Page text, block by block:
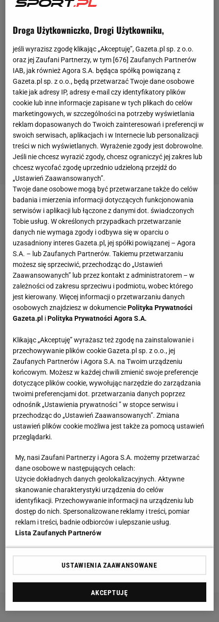
Shaquille O'Neal - Shaq zaliczył prawie tyle filmów,
co spudłowanych rzutów osobistych. Niestety,
analogia do jego wolnych całkiem nieźle sprawdza
się też w odniesieniu do poziomu jego aktorstwa.
Przed zadebiutował rok po wstąpieniu do
1994 zagrał w naprawdę niezłym filmie ''Blue Chips''.
Ciężar gry aktorskiej dźwigali tam Nick Noltie i Ed
O'Neill, więc Shaq i jego ówczesny kolega z Orlando
Magic -Penny Hardaway mogli skupić się na graniu
głównych rolach. Grając dżina sprawił, że komedia
familijna ''Kazaam'' stała się horrorem, a tytułową
rolą w ''Stalowym rycerzu'' zapracował na nominację
do Złotej Maliny. Kiedy jednak pojawia się gościnnie
bywa zabawianie
Hulk Hogan - najsłynniejszy wrestler uznał, że skoro
potrafi grać na ringu, to poradzi sobie też na planie.
Zaczął ostrożnie, bo od roli zapaśnika w ''Rocky III''.
Potem rzucił się na głębszą wodę. Niewiele głębszą,
bo nie grał bohaterów o skomplikowanym rysie
psychologicznym w oscarowych dramatach, a
mięśniaków w lekkich komedyjkach jak ''Pan niania'',
''Muskularny Święty Mikołaj'' czy ''Kosmita z
dzięki któremu do grona super środków lokomocji
Droga Użytkowniczko, Drogi Użytkowniku,
jeśli wyrazisz zgodę klikając „Akceptuję”, Gazeta.pl sp. z o.o.
oraz jej Zaufani Partnerzy, w tym [676] Zaufanych Partnerów
IAB, jak również Agora S.A. będąca spółką powiązaną z
Gazeta.pl sp. z o.o., będą przetwarzać Twoje dane osobowe
takie jak adresy IP, adresy e-mail czy identyfikatory plików
cookie lub inne informacje zapisane w tych plikach do celów
marketingowych, w szczególności na potrzeby wyświetlania
reklam dopasowanych do Twoich zainteresowań i preferencji w
swoich serwisach, aplikacjach i w Internecie lub personalizacji
treści w nich wyświetlanych. Wyrażenie zgody jest dobrowolne.
Jeśli nie chcesz wyrazić zgody, chcesz ograniczyć jej zakres lub
chcesz wycofać zgodę uprzednio udzieloną przejdź do
„Ustawień Zaawansowanych”.
Twoje dane osobowe mogą być przetwarzane także do celów
badania i mierzenia informacji dotyczących funkcjonowania
serwisów i aplikacji lub łączone z danymi dot. świadczonych
Tobie usług. W określonych przypadkach przetwarzanie
danych nie wymaga zgody i odbywa się w oparciu o
uzasadniony interes Gazeta.pl, jej spółki powiązanej – Agora
S.A. – lub Zaufanych Partnerów. Takiemu przetwarzaniu
możesz się sprzeciwić, przechodząc do „Ustawień
Zaawansowanych” lub przez kontakt z administratorem – w
zależności od zakresu sprzeciwu i podmiotu, wobec którego
jest kierowany. Więcej informacji o przetwarzaniu danych
osobowych znajdziesz w dokumenciePolityka Prywatności
Gazeta.pl iPolityka Prywatności Agora S.A.
Klikając „Akceptuję” wyrażasz też zgodę na zainstalowanie i
przechowywanie plików cookie Gazeta.pl sp. z o.o., jej
Zaufanych Partnerów i Agora S.A. na Twoim urządzeniu
końcowym. Możesz w każdej chwili zmienić swoje preferencje
dotyczące plików cookie, wywołując narzędzie do zarządzania
twoimi preferencjami dot. przetwarzania danych poprzez
odnośnik „Ustawienia prywatności ” w stopce serwisu i
przechodząc do „Ustawień Zaawansowanych”. Zmiana
ustawień plików cookie możliwa jest także za pomocą ustawień
przeglądarki.
My, nasi Zaufani Partnerzy i Agora S.A. możemy przetwarzać
dane osobowe w następujących celach:
Użycie dokładnych danych geolokalizacyjnych. Aktywne
skanowanie charakterystyki urządzenia do celów
identyfikacji. Przechowywanie informacji na urządzeniu lub
dostęp do nich. Spersonalizowane reklamy i treści, pomiar
reklam i treści, badnie odbiorców i ulepszanie usług.
Lista Zaufanych Partnerów
USTAWIENIA ZAAWANSOWANE
AKCEPTUJĘ